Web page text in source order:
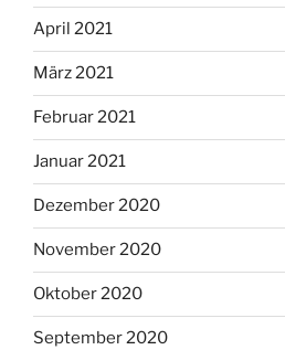
April 2021
März 2021
Februar 2021
Januar 2021
Dezember 2020
November 2020
Oktober 2020
September 2020